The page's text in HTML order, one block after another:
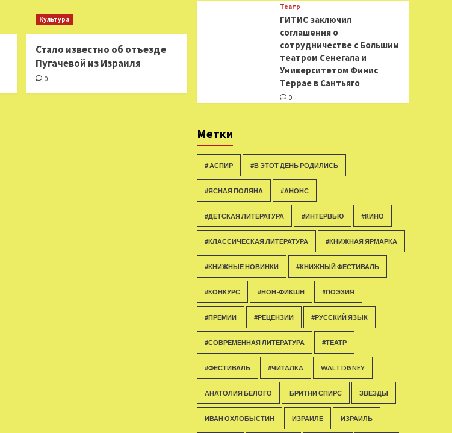
Культура
Стало известно об отъезде
Пугачевой из Израиля
0
Театр
ГИТИС заключил
соглашения о
сотрудничестве с Большим
театром Сенегала и
Университетом Финис
Террае в Сантьяго
0
Метки
# АСПИР #В ЭТОТ ДЕНЬ РОДИЛИСЬ
#ЯСНАЯ ПОЛЯНА #АНОНС
#ДЕТСКАЯ ЛИТЕРАТУРА #ИНТЕРВЬЮ #КИНО
#КЛАССИЧЕСКАЯ ЛИТЕРАТУРА #КНИЖНАЯ ЯРМАРКА
#КНИЖНЫЕ НОВИНКИ #КНИЖНЫЙ ФЕСТИВАЛЬ
#КОНКУРС #НОН-ФИКШН #ПОЭЗИЯ
#ПРЕМИИ #РЕЦЕНЗИИ #РУССКИЙ ЯЗЫК
#СОВРЕМЕННАЯ ЛИТЕРАТУРА #ТЕАТР
#ФЕСТИВАЛЬ #ЧИТАЛКА WALT DISNEY
АНАТОЛИЯ БЕЛОГО БРИТНИ СПИРС ЗВЕЗДЫ
ИВАН ОХЛОБЫСТИН ИЗРАИЛЕ ИЗРАИЛЬ